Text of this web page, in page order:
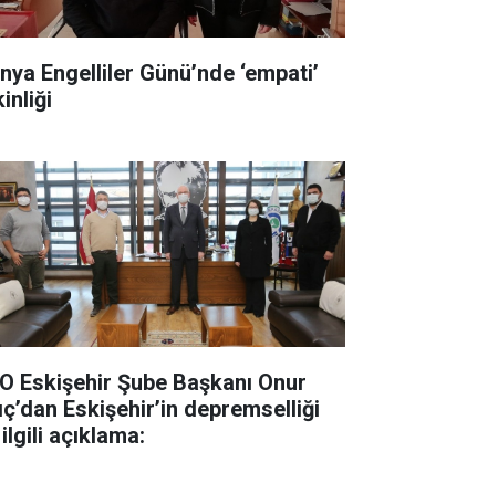
Engelliler Günü’nde ‘empati’
Eskişehir Şube Başkanı Onur
Eskişehir’in depremselliği
açıklama: